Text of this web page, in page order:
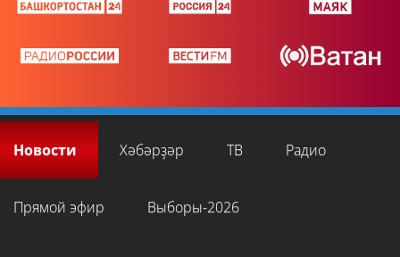
Новости Хәбәрҙәр ТВ Радио
Прямой эфир Выборы-2026